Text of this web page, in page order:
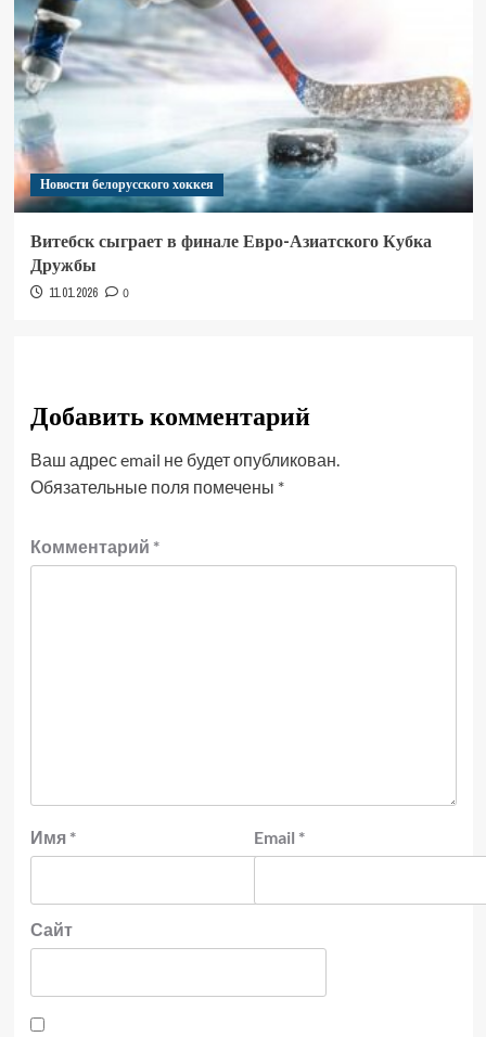
Новости белорусского хоккея
Витебск сыграет в финале Евро-Азиатского Кубка
Дружбы
11.01.2026 0
Добавить комментарий
Ваш адрес email не будет опубликован.
Обязательные поля помечены *
Комментарий *
Имя * Email *
Сайт